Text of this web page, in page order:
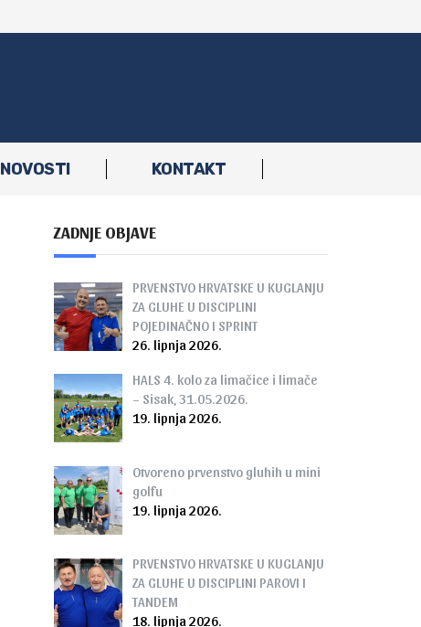
NOVOSTI KONTAKT
ZADNJE OBJAVE
PRVENSTVO HRVATSKE U KUGLANJU
ZA GLUHE U DISCIPLINI
POJEDINAČNO I SPRINT
26. lipnja 2026.
HALS 4. kolo za limačice i limače
– Sisak, 31.05.2026.
19. lipnja 2026.
Otvoreno prvenstvo gluhih u mini
golfu
19. lipnja 2026.
PRVENSTVO HRVATSKE U KUGLANJU
ZA GLUHE U DISCIPLINI PAROVI I
TANDEM
18. lipnja 2026.